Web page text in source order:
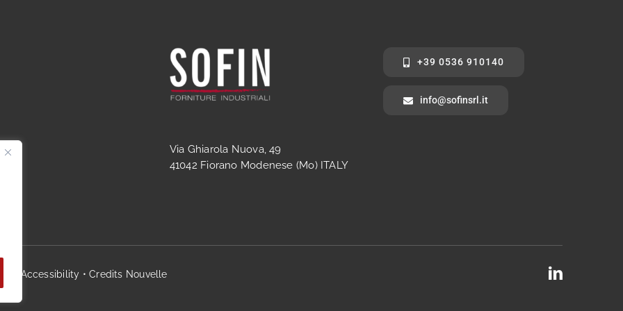
Via Ghiarola Nuova, 49
41042 Fiorano Modenese (Mo) ITALY
+39 0536 910140
info@sofinsrl.it
Accessibility • Credits Nouvelle